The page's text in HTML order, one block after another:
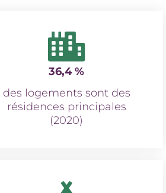
36,4 %
des logements sont des
résidences principales
(2020)